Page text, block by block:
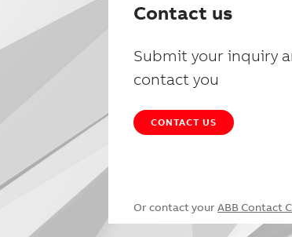
Contact us
Submit your inquiry
contact you
CONTACT US
Or contact your ABB Contact